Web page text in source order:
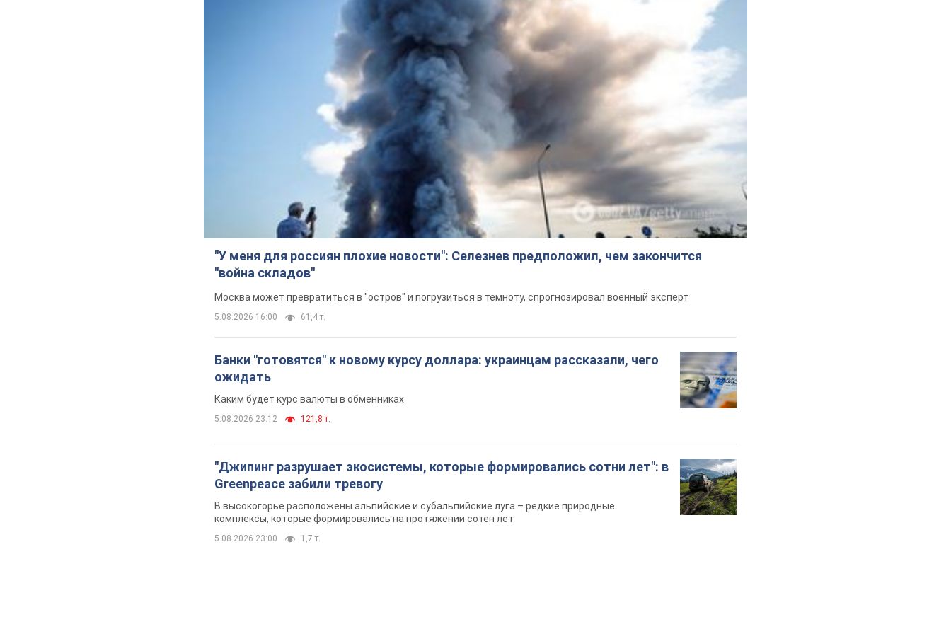
"У меня для россиян плохие новости": Селезнев предположил, чем закончится
"война складов"
Москва может превратиться в "остров" и погрузиться в темноту, спрогнозировал военный эксперт
5.08.2026 16:00 61,4 т.
Банки "готовятся" к новому курсу доллара: украинцам рассказали, чего
ожидать
Каким будет курс валюты в обменниках
5.08.2026 23:12 121,8 т.
"Джипинг разрушает экосистемы, которые формировались сотни лет": в
Greenpeace забили тревогу
В высокогорье расположены альпийские и субальпийские луга – редкие природные
комплексы, которые формировались на протяжении сотен лет
5.08.2026 23:00 1,7 т.